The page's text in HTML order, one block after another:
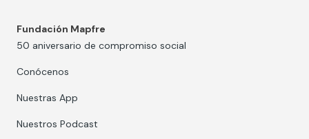
Fundación Mapfre
50 aniversario de compromiso social
Conócenos
Nuestras App
Nuestros Podcast